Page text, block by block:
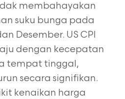
membahayakan
suku bunga pada
Desember. US CPI
dengan kecepatan
tempat tinggal,
secara signifikan.
kenaikan harga